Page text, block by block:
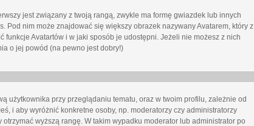
jest związany z twoją rangą, zwykle ma formę gwiazdek lub innych
Pod nim może znajdować się większy obrazek nazywany Avatarem, który z
funkcje Avatartów i w jaki sposób je udostępni. Jeżeli nie możesz z nich
o jej powód (na pewno jest dobry!)
użytkownika przy przeglądaniu tematu, oraz w twoim profilu, zależnie od
i aby wyróżnić konkretne osoby, np. moderatorzy czy administratorzy
wyższą rangę. W takim wypadku moderator lub administrator po